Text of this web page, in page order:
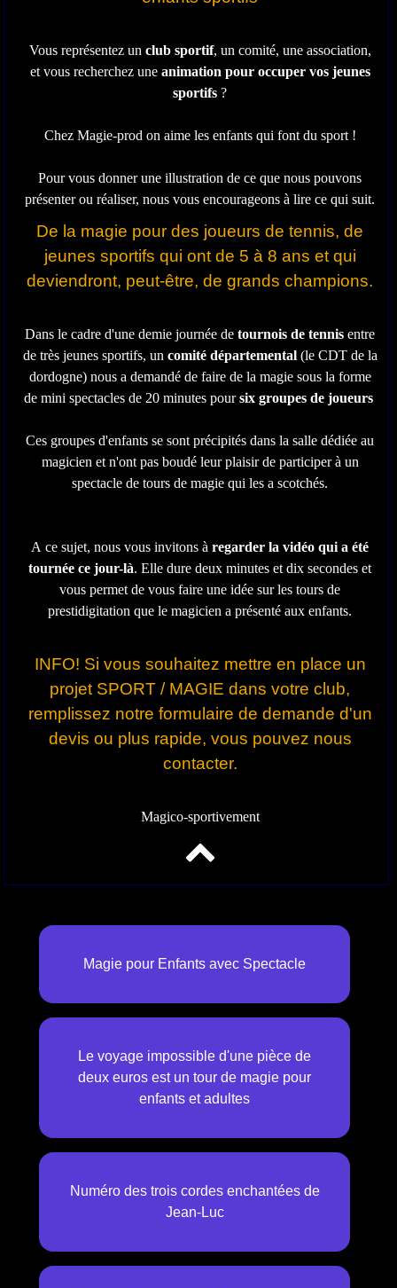
Vous représentez un club sportif, un comité, une association,
et vous recherchez une animation pour occuper vos jeunes
sportifs ?
Chez Magie-prod on aime les enfants qui font du sport !
Pour vous donner une illustration de ce que nous pouvons
présenter ou réaliser, nous vous encourageons à lire ce qui suit.
De la magie pour des joueurs de tennis, de
jeunes sportifs qui ont de 5 à 8 ans et qui
deviendront, peut-être, de grands champions.
Dans le cadre d'une demie journée detournois de tennis entre
de très jeunes sportifs, un comité départemental(le CDT de la
dordogne) nous a demandé de faire de la magie sous la forme
de mini spectacles de 20 minutes poursix groupes de joueurs
Ces groupes d'enfants se sont précipités dans la salle dédiée au
magicien et n'ont pas boudé leur plaisir de participer à un
spectacle de tours de magie qui les a scotchés.
A ce sujet, nous vous invitons àregarder la vidéo qui a été
tournée ce jour-là. Elle dure deux minutes et dix secondes et
vous permet de vous faire une idée sur les tours de
prestidigitation que le magicien a présenté aux enfants.
INFO! Si vous souhaitez mettre en place un
projet SPORT / MAGIE dans votre club,
remplissez notre formulaire de demande d'un
devis ou plus rapide, vous pouvez nous
contacter.
Magico-sportivement
Magie pour Enfants avec Spectacle
Le voyage impossible d'une pièce de
deux euros est un tour de magie pour
enfants et adultes
Numéro des trois cordes enchantées de
Jean-Luc